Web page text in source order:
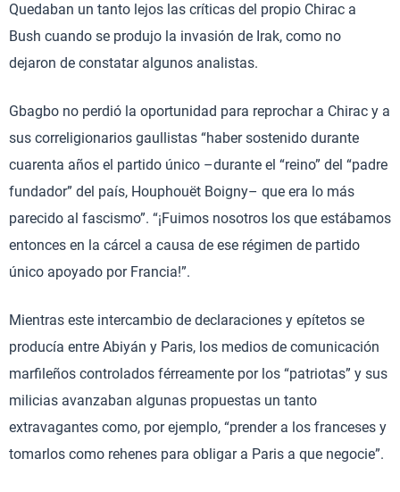
Quedaban un tanto lejos las críticas del propio Chirac a
Bush cuando se produjo la invasión de Irak, como no
dejaron de constatar algunos analistas.
Gbagbo no perdió la oportunidad para reprochar a Chirac y a
sus correligionarios gaullistas “haber sostenido durante
cuarenta años el partido único –durante el “reino” del “padre
fundador” del país, Houphouët Boigny– que era lo más
parecido al fascismo”. “¡Fuimos nosotros los que estábamos
entonces en la cárcel a causa de ese régimen de partido
único apoyado por Francia!”.
Mientras este intercambio de declaraciones y epítetos se
producía entre Abiyán y Paris, los medios de comunicación
marfileños controlados férreamente por los “patriotas” y sus
milicias avanzaban algunas propuestas un tanto
extravagantes como, por ejemplo, “prender a los franceses y
tomarlos como rehenes para obligar a Paris a que negocie”.